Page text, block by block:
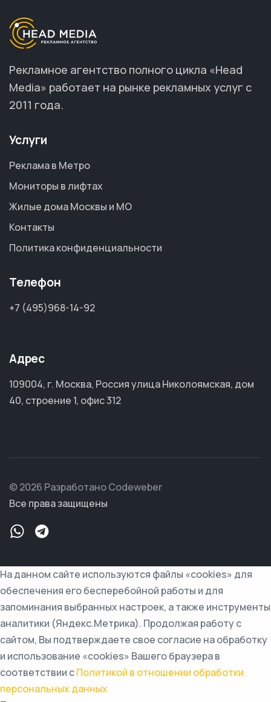
Рекламное агентство полного цикла «Head
Media» работает на рынке рекламных услуг с
2011 года.
Услуги
Реклама в Метро
Мониторы в лифтах
Жилые дома Москвы и МО
Контакты
Политика конфиденциальности
Телефон
+7 (495)968-14-92
Адрес
109004, г. Москва, Россия улица Николоямская, дом
40, строение 1, офис 312
© 2026 Разработано Codeweber
Все права защищены
На данном сайте используются файлы «cookies» для
обеспечения его бесперебойной работы и для
запоминания выбранных настроек, а также инструменты
аналитики (Яндекс.Метрика). Продолжая работу с
сайтом, Вы подтверждаете свое согласие на обработку
и использование «cookies» Вашего браузера в
соответствии сПолитикой в отношении обработки
персональных данных